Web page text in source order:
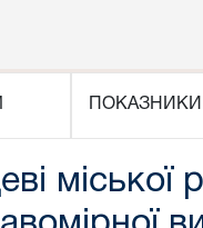
ПОКАЗНИКИ